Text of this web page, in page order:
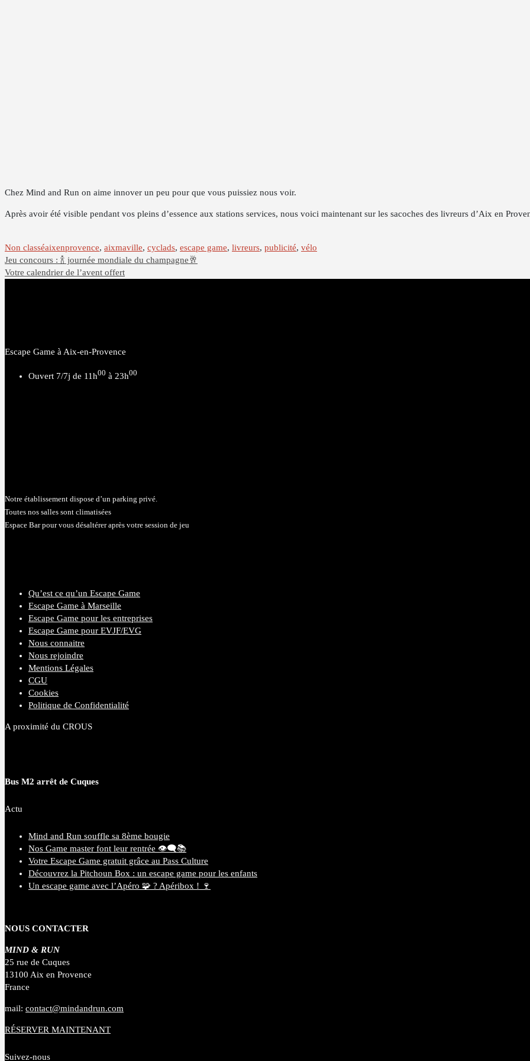
Chez Mind and Run on aime innover un peu pour que vous puissiez nous voir.
Après avoir été visible pendant vos pleins d’essence aux stations services, nous voici maintenant sur les sacoches des livreurs d’Aix en
Non classéaixenprovence, aixmaville, cyclads, escape game, livreurs, publicité, vélo
Navigation
de
Jeu concours : 🍾 journée mondiale du champagne🥂
Votre calendrier de l’avent offert
Escape Game à Aix-en-Provence
Ouvert 7/7j de 11h00 à 23h00
Notre établissement dispose d’un parking privé.
Toutes nos salles sont climatisées
Espace Bar pour vous désaltérer après votre session de jeu
Qu’est ce qu’un Escape Game
Escape Game à Marseille
Escape Game pour les entreprises
Escape Game pour EVJF/EVG
Nous connaitre
Nous rejoindre
Mentions Légales
CGU
Cookies
Politique de Confidentialité
A proximité du CROUS
Bus M2 arrêt de Cuques
Actu
Mind and Run souffle sa 8ème bougie
Nos Game master font leur rentrée 👁️‍🗨️📚
Votre Escape Game gratuit grâce au Pass Culture
Découvrez la Pitchoun Box : un escape game pour les enfants
Un escape game avec l’Apéro 🧩 ? Apéribox ! 🍷
NOUS CONTACTER
MIND & RUN
25 rue de Cuques
13100 Aix en Provence
France
mail: contact@mindandrun.com
RÉSERVER MAINTENANT
Suivez-nous